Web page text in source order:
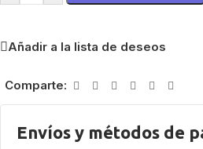
Añadir a la lista de deseos
Comparte:
Envíos y métodos de